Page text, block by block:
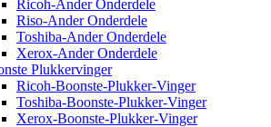
Ricoh-Ander Onderdele
Riso-Ander Onderdele
Toshiba-Ander Onderdele
Xerox-Ander Onderdele
Plukkervinger
Ricoh-Boonste-Plukker-Vinger
Toshiba-Boonste-Plukker-Vinger
Xerox-Boonste-Plukker-Vinger